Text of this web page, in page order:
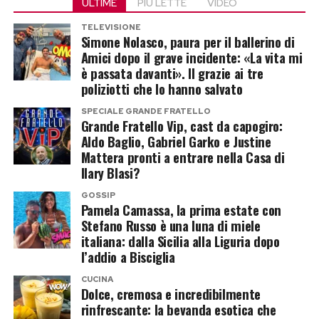
Post Views: 119
Tra le curiosità della sua vita c’è anche il
rapporto con l’alimentazione. Da anni Annalisa
segue una dieta quasi completamente
vegetariana.
Ha raccontato di aver progressivamente
eliminato la carne dopo essere cresciuta a
stretto contatto con gli animali dei nonni. Il
pesce, invece, è rimasto nella sua dieta.
Una scelta personale che lei stessa ha sempre
raccontato senza trasformarla in una bandiera
ideologica: vive e lascia vivere, ma considera gli
allevamenti intensivi un problema legato
soprattutto all’eccesso e allo spreco.
Franceska. Per Gaia il problema non è la coppia,
ma l’attenzione morbosa che ancora oggi si
concentra sull’orientamento sessuale delle
persone.
La cantante non sembra comprendere perché
una storia sentimentale debba trasformarsi in
terreno di scontro soltanto perché coinvolge
due donne. E infatti allarga subito il discorso,
mettendo a confronto quella indignazione con
ben altre tragedie.
«Tanta indignazione per un amore,
poca per l’odio»
«Tanta indignazione per un amore e veramente
TELEVISIONE
Simone Nolasco, paura per il ballerino di
Amici dopo il grave incidente: «La vita mi
è passata davanti». Il grazie ai tre
poliziotti che lo hanno salvato
SPECIALE GRANDE FRATELLO
Grande Fratello Vip, cast da capogiro:
Aldo Baglio, Gabriel Garko e Justine
Mattera pronti a entrare nella Casa di
Ilary Blasi?
GOSSIP
Pamela Camassa, la prima estate con
Stefano Russo è una luna di miele
italiana: dalla Sicilia alla Liguria dopo
l’addio a Bisciglia
CUCINA
Dolce, cremosa e incredibilmente
rinfrescante: la bevanda esotica che